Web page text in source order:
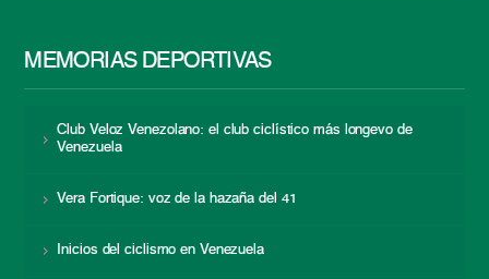
MEMORIAS DEPORTIVAS
Club Veloz Venezolano: el club ciclístico más longevo de
Venezuela
Vera Fortique: voz de la hazaña del 41
Inicios del ciclismo en Venezuela